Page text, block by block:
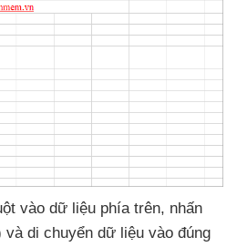
vào dữ liệu phía trên, nhấn
và di chuyển dữ liệu vào đúng